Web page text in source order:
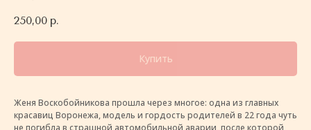
250,00 р.
Купить
Женя Воскобойникова прошла через многое: одна из главных
красавиц Воронежа, модель и гордость родителей в 22 года чуть
не погибла в страшной автомобильной аварии, после которой